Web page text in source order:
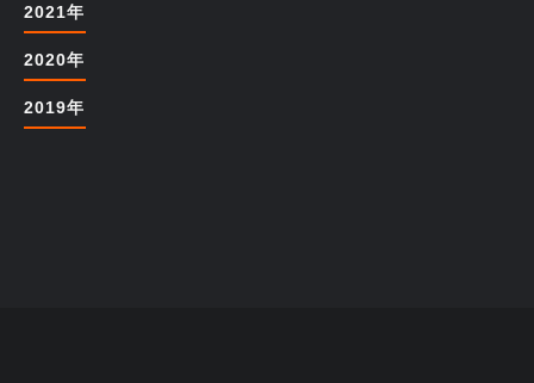
2021年
2020年
2019年